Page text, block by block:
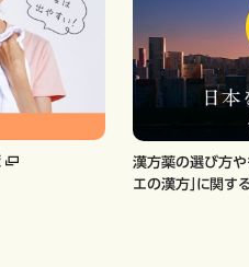
漢方薬の選び方や
エの漢方」に関